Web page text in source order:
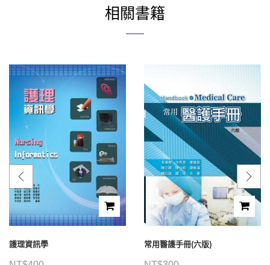
相關書籍
護理資訊學 常用醫護手冊(六版)